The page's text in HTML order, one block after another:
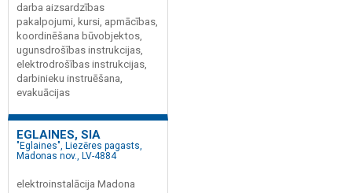
darba aizsardzības
pakalpojumi, kursi, apmācības,
koordinēšana būvobjektos,
ugunsdrošības instrukcijas,
elektrodrošības instrukcijas,
darbinieku instruēšana,
evakuācijas
EGLAINES, SIA
"Eglaines", Liezēres pagasts,
Madonas nov., LV-4884
elektroinstalācija Madona